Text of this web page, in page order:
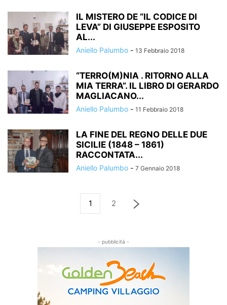
IL MISTERO DE “IL CODICE DI
LEVA” DI GIUSEPPE ESPOSITO
AL...
Aniello Palumbo - 13 Febbraio 2018
“TERRO(M)NIA . RITORNO ALLA
MIA TERRA”. IL LIBRO DI GERARDO
MAGLIACANO...
Aniello Palumbo - 11 Febbraio 2018
LA FINE DEL REGNO DELLE DUE
SICILIE (1848 – 1861)
RACCONTATA...
Aniello Palumbo - 7 Gennaio 2018
1 2
- pubblicità -